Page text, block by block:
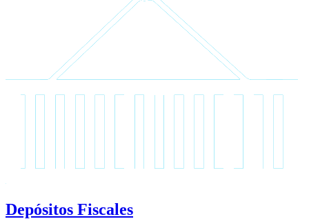
Depósitos Fiscales